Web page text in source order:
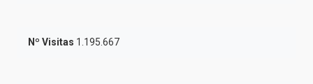
Nº Visitas 1.195.667